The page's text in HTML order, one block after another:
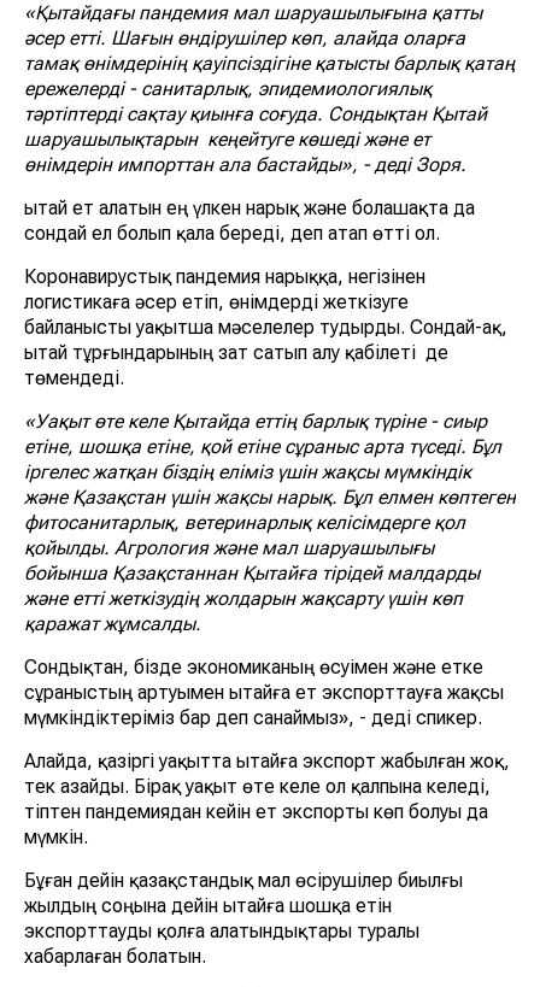
«Қытайдағы пандемия мал шаруашылығына қатты
әсер етті. Шағын өндірушілер көп, алайда оларға
тамақ өнімдерінің қауіпсіздігіне қатысты барлық қатаң
ережелерді - санитарлық, эпидемиологиялық
тәртіптерді сақтау қиынға соғуда. Сондықтан Қытай
шаруашылықтарын кеңейтуге көшеді және ет
өнімдерін импорттан ала бастайды», - деді Зоря.
Қытай ет алатын ең үлкен нарық және болашақта да
сондай ел болып қала береді, деп атап өтті ол.
Коронавирустық пандемия нарыққа, негізінен
логистикаға әсер етіп, өнімдерді жеткізуге
байланысты уақытша мәселелер тудырды. Сондай-ақ,
Қытай тұрғындарының зат сатып алу қабілеті де
төмендеді.
«Уақыт өте келе Қытайда еттің барлық түріне - сиыр
етіне, шошқа етіне, қой етіне сұраныс арта түседі. Бұл
іргелес жатқан біздің еліміз үшін жақсы мүмкіндік
және Қазақстан үшін жақсы нарық. Бұл елмен көптеген
фитосанитарлық, ветеринарлық келісімдерге қол
қойылды. Агрология және мал шаруашылығы
бойынша Қазақстаннан Қытайға тірідей малдарды
және етті жеткізудің жолдарын жақсарту үшін көп
қаражат жұмсалды.
Сондықтан, бізде экономиканың өсуімен және етке
сұраныстың артуымен Қытайға ет экспорттауға жақсы
мүмкіндіктеріміз бар деп санаймыз», - деді спикер.
Алайда, қазіргі уақытта Қытайға экспорт жабылған жоқ,
тек азайды. Бірақ уақыт өте келе ол қалпына келеді,
тіптен пандемиядан кейін ет экспорты көп болуы да
мүмкін.
Бұған дейін қазақстандық мал өсірушілер биылғы
жылдың соңына дейін Қытайға шошқа етін
экспорттауды қолға алатындықтары туралы
хабарлаған болатын.